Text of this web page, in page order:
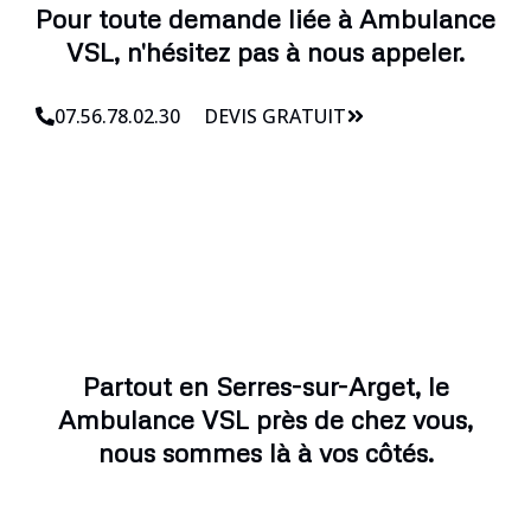
Pour toute demande liée à Ambulance
VSL, n'hésitez pas à nous appeler.
07.56.78.02.30 DEVIS GRATUIT
Partout en Serres-sur-Arget, le
Ambulance VSL près de chez vous,
nous sommes là à vos côtés.